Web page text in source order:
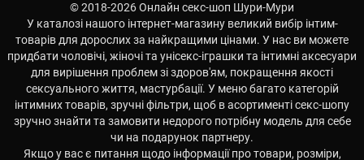
© 2018-2026 Онлайн секс-шоп Шури-Мури
У каталозі нашого інтернет-магазину великий вибір інтим-
товарів для дорослих за найкращими цінами. У нас ви можете
придбати чоловічі, жіночі та унісекс-іграшки та інтимні аксесуари
для вирішення проблем зі здоров'ям, покращення якості
сексуального життя, мастурбації. У меню багато категорій
інтимних товарів, зручні фільтри, щоб в асортименті секс-шопу
зручно знайти та замовити недорого потрібну модель для себе
чи на подарунок партнеру.
Якщо у вас є питання щодо інформації про товари, розміри,